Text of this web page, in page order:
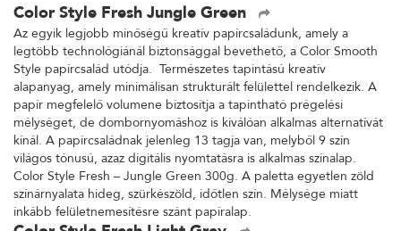
Color Style Fresh Jungle Green
Az egyik legjobb minőségű kreatív papírcsaládunk, amely a
legtöbb technológiánál biztonsággal bevethető, a Color Smooth
Style papírcsalád utódja. Természetes tapintású kreatív
alapanyag, amely minimálisan strukturált felülettel rendelkezik. A
papír megfelelő volumene biztosítja a tapintható prégelési
mélységet, de dombornyomáshoz is kiválóan alkalmas alternatívát
kínál. A papírcsaládnak jelenleg 13 tagja van, melyből 9 szín
világos tónusú, azaz digitális nyomtatásra is alkalmas színalap.
Color Style Fresh – Jungle Green 300g. A paletta egyetlen zöld
színárnyalata hideg, szürkészöld, időtlen szín. Mélysége miatt
inkább felületnemesítésre szánt papíralap.